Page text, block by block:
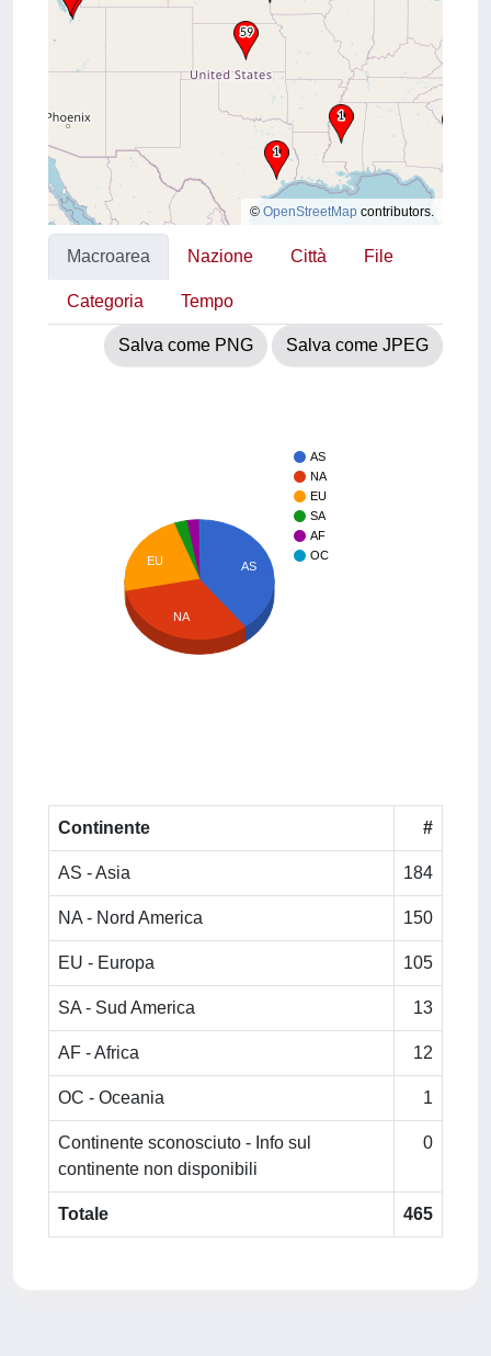
© OpenStreetMap contributors.
Macroarea Nazione Città File
Categoria Tempo
Salva come PNG Salva come JPEG
AS
NA
EU
SA
AF
OC
AS
EU
NA
Continente #
AS - Asia 184
NA - Nord America 150
EU - Europa 105
SA - Sud America 13
AF - Africa 12
OC - Oceania 1
Continente sconosciuto - Info sul
continente non disponibili
0
Totale 465